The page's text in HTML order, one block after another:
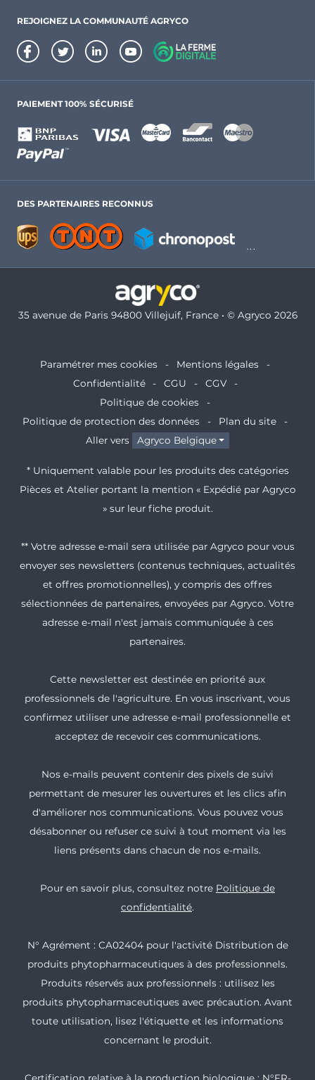
REJOIGNEZ LA COMMUNAUTÉ AGRYCO
PAIEMENT 100% SÉCURISÉ
DES PARTENAIRES RECONNUS
35 avenue de Paris 94800 Villejuif, France • © Agryco 2026
Paramétrer mes cookies
Mentions légales
Confidentialité
CGU
CGV
Politique de cookies
Politique de protection des données
Plan du site
Aller vers
Agryco Belgique
* Uniquement valable pour les produits des catégories
Pièces et Atelier portant la mention « Expédié par Agryco
» sur leur fiche produit.
** Votre adresse e-mail sera utilisée par Agryco pour vous
envoyer ses newsletters (contenus techniques, actualités
et offres promotionnelles), y compris des offres
sélectionnées de partenaires, envoyées par Agryco. Votre
adresse e-mail n'est jamais communiquée à ces
partenaires.
Cette newsletter est destinée en priorité aux
professionnels de l'agriculture. En vous inscrivant, vous
confirmez utiliser une adresse e-mail professionnelle et
acceptez de recevoir ces communications.
Nos e-mails peuvent contenir des pixels de suivi
permettant de mesurer les ouvertures et les clics afin
d'améliorer nos communications. Vous pouvez vous
désabonner ou refuser ce suivi à tout moment via les
liens présents dans chacun de nos e-mails.
Pour en savoir plus, consultez notre Politique de
confidentialité.
N° Agrément : CA02404 pour l'activité Distribution de
produits phytopharmaceutiques à des professionnels.
Produits réservés aux professionnels : utilisez les
produits phytopharmaceutiques avec précaution. Avant
toute utilisation, lisez l'étiquette et les informations
concernant le produit.